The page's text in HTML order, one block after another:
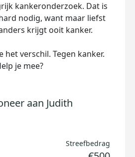
kankeronderzoek. Dat is
nodig, want maar liefst
krijgt ooit kanker.
het verschil. Tegen kanker.
je mee?
aan Judith
Streefbedrag